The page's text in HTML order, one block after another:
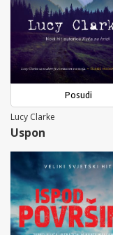
Posudi
Lucy Clarke
Uspon